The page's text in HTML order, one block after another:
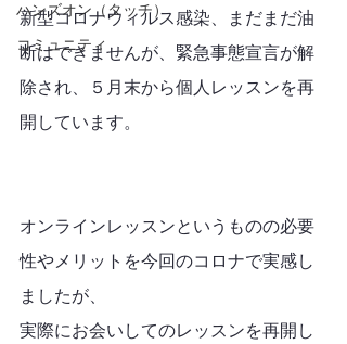
ハンズオン（タッチ）
コミュニティ
新型コロナウィルス感染、まだまだ油
断はできませんが、緊急事態宣言が解
除され、５月末から個人レッスンを再
開しています。
オンラインレッスンというものの必要
性やメリットを今回のコロナで実感し
ましたが、
実際にお会いしてのレッスンを再開し